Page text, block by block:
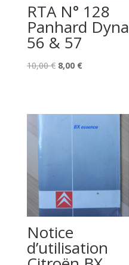
RTA N° 128
Panhard Dyna
56 & 57
10,00€ Le
était :
10,00 €.
8,00 €Le
est :
8,00 €.
Notice
d’utilisation